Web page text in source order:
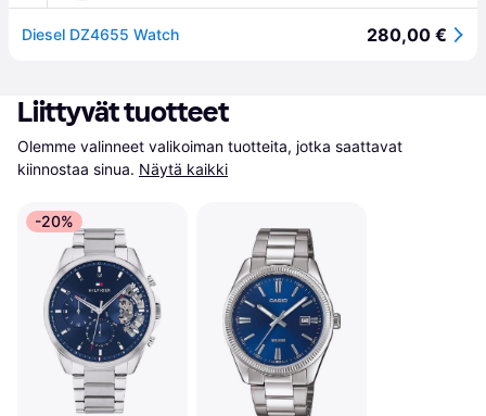
Diesel DZ4655 Watch 280,00 €
Liittyvät tuotteet
Olemme valinneet valikoiman tuotteita, jotka saattavat
kiinnostaa sinua. Näytä kaikki
-20%